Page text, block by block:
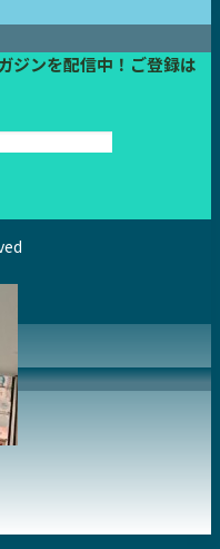
ジンを配信中！ご登録は